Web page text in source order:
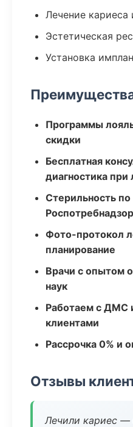
Лечение
Эстетическая
Установка
Программы
скидки
Бесплатная
диагностика при
Стерильность
Фото-протокол
планирование
Врачи с опытом
наук
Работаем с ДМС
клиентами
Рассрочка 0% и
Отзывы
Лечили кариес —